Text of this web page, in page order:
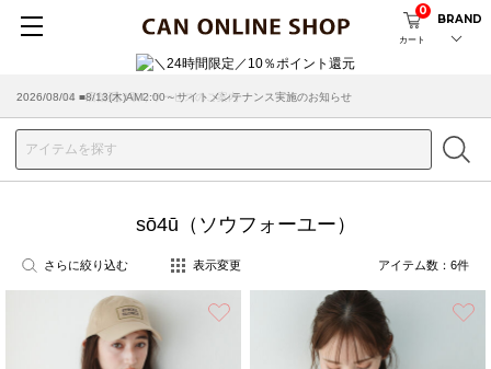
カート
0
BRAND
2026/08/04 ■8/13(木)AM2:00～サイトメンテナンス実施のお知らせ
sō4ū（ソウフォーユー）
さらに絞り込む 表示変更 アイテム数： 6件